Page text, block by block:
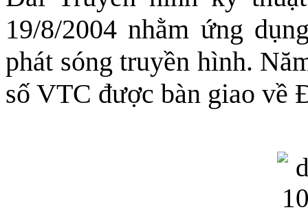
19/8/2004 nhằm ứng
phát sóng truyền hình.
số VTC được bàn giao về